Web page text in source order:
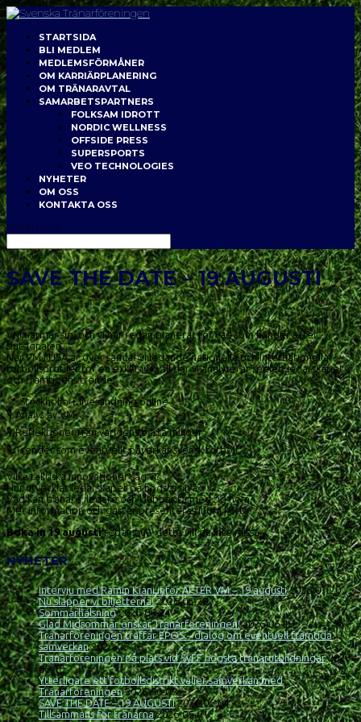
STARTSIDA
BLI MEDLEM
MEDLEMSFÖRMÅNER
OM KARRIÄRPLANERING
OM TRÄNARAVTAL
SAMARBETSPARTNERS
FOLKSAM IDROTT
NORDIC WELLNESS
OFFSIDE PRESS
SUPERSPORTS
VEO TECHNOLOGIES
NYHETER
OM OSS
KONTAKTA OSS
Välj en sida
SAVE THE DATE – 19 AUGUSTI
VM närmar sig, och vi har redan planerat för vad som händer efter
slutsignalen.
När VM i USA är över samlar vi ledande nationella och internationella
fotbollsprofiler för en exklusiv kväll där vi analyserar spelet, ledarskapet
och framtidens trender.
📍 Stockholm + livesändning online
🎙️ Analys av VM
🎙️ Reflektioner från världens bästa miljöer
🎙️ Trender som eventuellt påverkar svensk fotboll
Vilka taktiska innovationer såg vi?
Hur utvecklas ledarskapet på högsta nivå?
Vad kan tränare, ledare och klubbar ta med sig hem?
Mer information och gäster presenteras inom kort.
Boka in 19 augustiredan nu – detta vill du inte missa
NYHETER
Intervju med Ramin Kiani inför AFTER VM – 19 augusti 2026-07-20
Nu släpper vi biljetterna! 2026-06-29
Sommarhälsning 2026-06-24
Glad Midsommar önskar Tränarföreningen! 2026-06-18
Tränarföreningen träffar EPOS – dialog om eventuell framtida
samverkan 2026-06-16
Tränarföreningen på plats vid SvFF högsta tränarutbildningar 2026-
06-10
Ytterligare ett fotbollsdistrikt väljer samverkan med
Tränarföreningen 2026-06-08
SAVE THE DATE – 19 AUGUSTI 2026-06-04
Tillsammans för tränarna 2026-06-01